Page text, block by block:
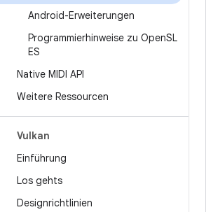
Android-Erweiterungen
Programmierhinweise zu OpenSL
ES
Native MIDI API
Weitere Ressourcen
Vulkan
Einführung
Los gehts
Designrichtlinien